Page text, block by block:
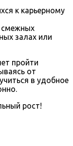
к карьерному
смежных
залах или
пройти
от
в удобное
рост!